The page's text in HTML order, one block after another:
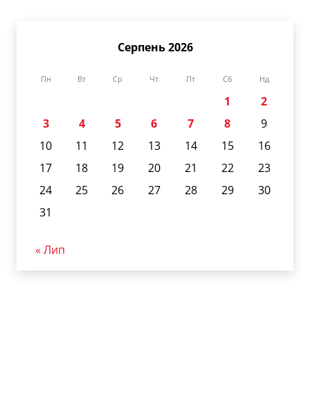
Серпень 2026
Пн Вт Ср Чт Пт Сб Нд
1
2
3
4 5 6 7 8
9
10
11 12 13 14 15
16
17
18 19 20 21 22
23
24
25 26 27 28 29
30
31
« Лип